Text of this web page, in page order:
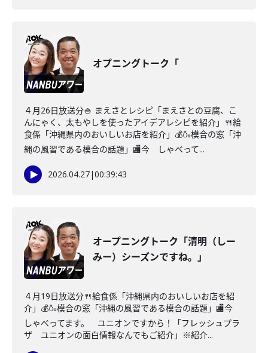
オプニングトーク「
４月26日放送分🍚 まえさとレシピ「まえさとの豆腐、こ
んにゃく、太もやしを使ったアイデアレシピを紹介」🍴給
食係「沖縄県内のおいしいお店を紹介」💰🍶模合の窓「沖
縄の風習である模合の話題」🏬今 しゃべって...
2026.04.27|00:39:43
オープニングトーク「清明（しー
みー）シーズンですね。」
４月19日放送分🍴給食係「沖縄県内のおいしいお店を紹
介」💰🍶模合の窓「沖縄の風習である模合の話題」🏬今
しゃべってます。 ユニオンですから！「フレッシュプラ
ザ ユニオンの面白情報なんでもご紹介」※紹介...